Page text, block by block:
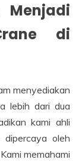
di
menyediakan
lebih dari dua
kami ahli
oleh
memahami